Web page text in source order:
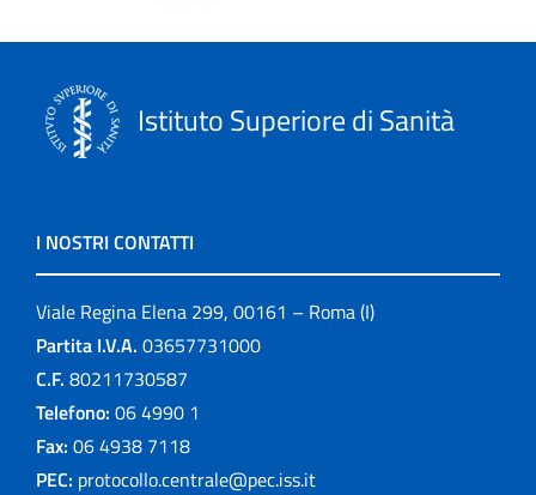
Istituto Superiore di Sanità
I NOSTRI CONTATTI
Viale Regina Elena 299, 00161 – Roma (I)
Partita I.V.A. 03657731000
C.F. 80211730587
Telefono: 06 4990 1
Fax: 06 4938 7118
PEC: protocollo.centrale@pec.iss.it